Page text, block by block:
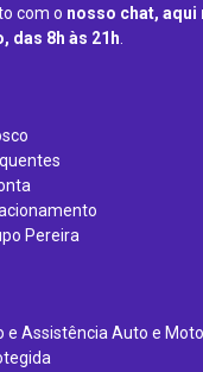
com o nosso chat, aqui
das 8h às 21h.
Pereira
e Assistência Auto e Moto